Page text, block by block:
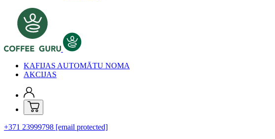
KAFIJAS AUTOMĀTU NOMA
AKCIJAS
+371 23999798 [email protected]